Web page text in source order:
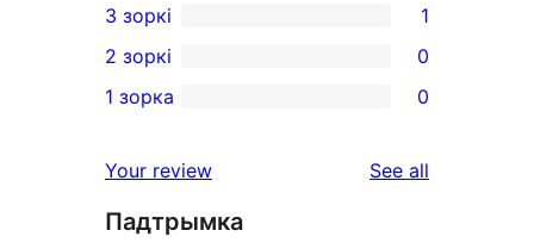
star
reviews
4-
star
reviews
1
3-
star
3 зоркі 1
2-
reviews
2 зоркі 0
star
reviews
1 зорка 0
Your review See all
Падтрымка